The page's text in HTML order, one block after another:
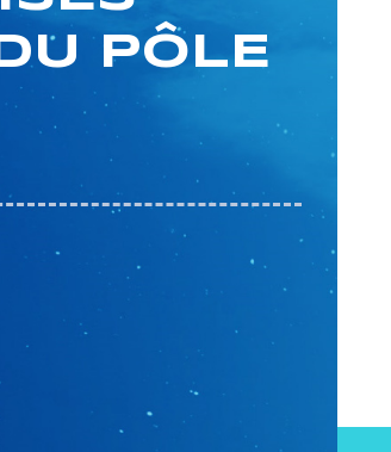
PÔLE